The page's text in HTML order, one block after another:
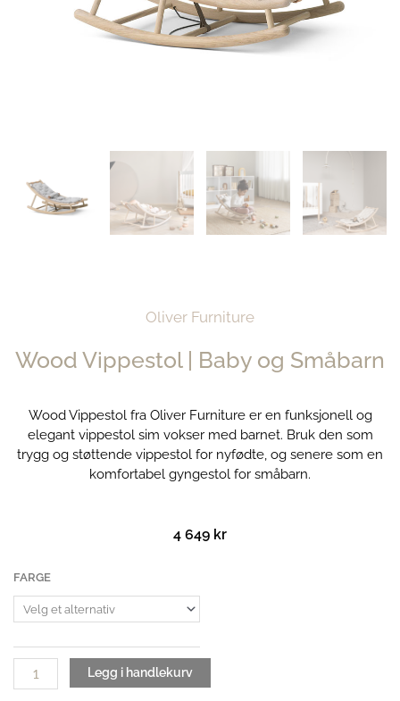
Oliver Furniture
Wood Vippestol | Baby og Småbarn
Wood Vippestol fra Oliver Furniture er en funksjonell og
elegant vippestol sim vokser med barnet. Bruk den som
trygg og støttende vippestol for nyfødte, og senere som en
komfortabel gyngestol for småbarn.
4 649 kr
FARGE
Wood
Vippestol
Småbarn
antall
Legg i handlekurv